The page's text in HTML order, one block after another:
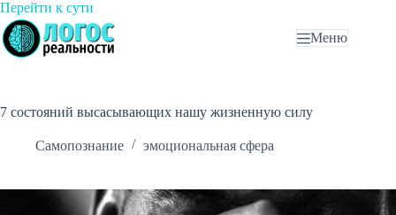
Перейти к сути
к
сути
Меню
7 состояний высасывающих нашу жизненную силу
Самопознание эмоциональная сфера